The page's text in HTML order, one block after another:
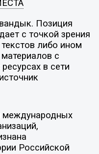
Позиция
с точкой зрения
либо ином
с
в сети
международных
Российской